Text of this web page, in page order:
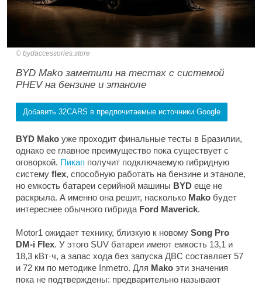
bydaccessories.store
BYD Mako заметили на тестах с системой
PHEV на бензине и этаноле
Добавить 32CARS в предпочитаемые источники Google
BYD Mako уже проходит финальные тесты в Бразилии,
однако ее главное преимущество пока существует с
оговоркой. Пикап получит подключаемую гибридную
систему flex, способную работать на бензине и этаноле,
но емкость батареи серийной машины BYD еще не
раскрыла. А именно она решит, насколько Mako будет
интереснее обычного гибрида Ford Maverick.
Motor1 ожидает технику, близкую к новому Song Pro
DM-i Flex. У этого SUV батареи имеют емкость 13,1 и
18,3 кВт·ч, а запас хода без запуска ДВС составляет 57
и 72 км по методике Inmetro. Для Mako эти значения
пока не подтверждены: предварительно называют